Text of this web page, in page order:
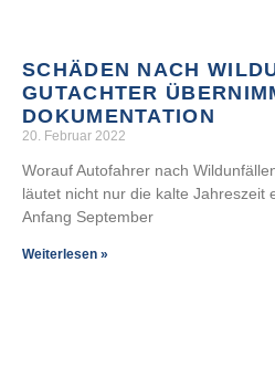
SCHÄDEN NACH
GUTACHTER
DOKUMENTATION
20. Februar 2022
Worauf Autofahrer nach
läutet nicht nur die kalte Jahreszeit
Anfang September
Weiterlesen »